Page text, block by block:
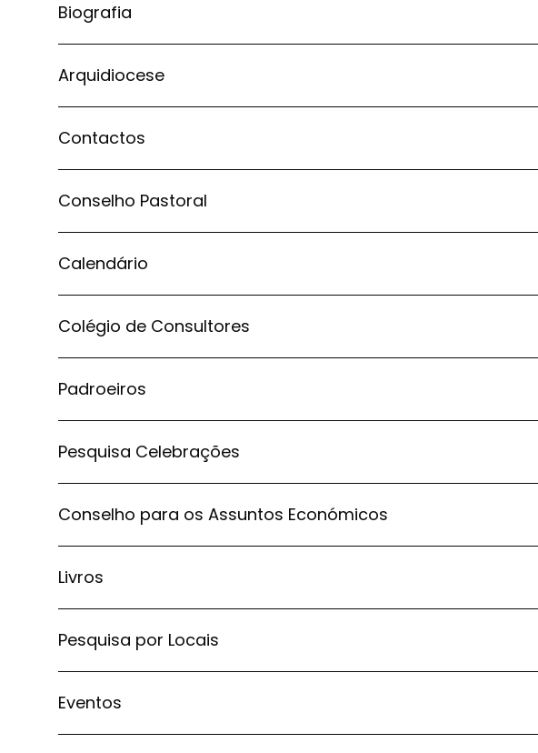
Biografia
Arquidiocese
Contactos
Conselho Pastoral
Calendário
Colégio de Consultores
Padroeiros
Pesquisa Celebrações
Conselho para os Assuntos Económicos
Livros
Pesquisa por Locais
Eventos